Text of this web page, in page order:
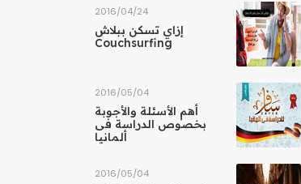
24‏/04‏/2016
إزاي تسكن ببلاش
Couchsurfing
04‏/05‏/2016
أهم الأسئلة والأجوبة
بخصوص الدراسة فى
ألمانيا
04‏/05‏/2016